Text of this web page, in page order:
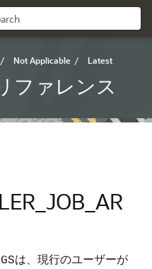
/ Not Applicable / Latest
ファレンス
は、現行のユーザーが